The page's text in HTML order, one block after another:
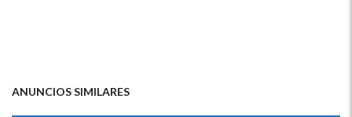
ANUNCIOS SIMILARES